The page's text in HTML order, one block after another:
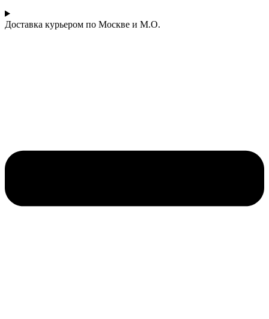
Доставка курьером по Москве и М.О.